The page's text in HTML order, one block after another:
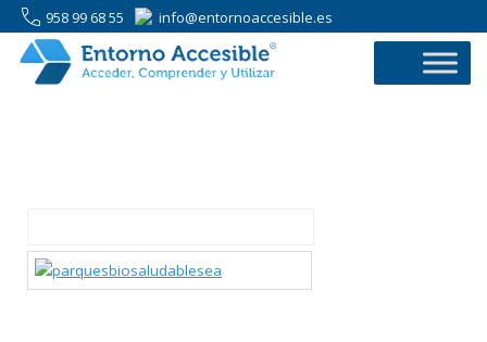
958 99 68 55 info@entornoaccesible.es